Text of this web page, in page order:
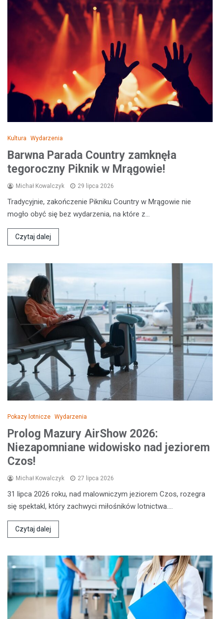
Kultura Wydarzenia
Barwna Parada Country zamknęła
tegoroczny Piknik w Mrągowie!
Michał Kowalczyk 29 lipca 2026
Tradycyjnie, zakończenie Pikniku Country w Mrągowie nie
mogło obyć się bez wydarzenia, na które z…
Czytaj dalej
Pokazy lotnicze Wydarzenia
Prolog Mazury AirShow 2026:
Niezapomniane widowisko nad jeziorem
Czos!
Michał Kowalczyk 27 lipca 2026
31 lipca 2026 roku, nad malowniczym jeziorem Czos, rozegra
się spektakl, który zachwyci miłośników lotnictwa.…
Czytaj dalej